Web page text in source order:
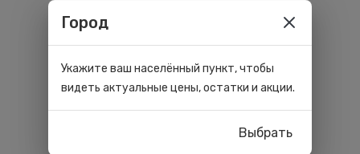
Город
Укажите ваш населённый пункт, чтобы
видеть актуальные цены, остатки и акции.
Выбрать